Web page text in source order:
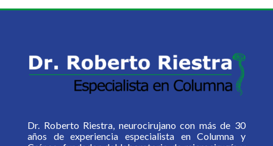
Dr. Roberto Riestra, neurocirujano con más de 30
años de experiencia especialista en Columna y